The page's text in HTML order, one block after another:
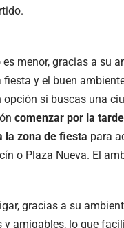
menor, gracias a su
y el buen
opción si buscas una
comenzar por la
la zona de fiesta para
o Plaza Nueva. El
gracias a su
amigables, lo que